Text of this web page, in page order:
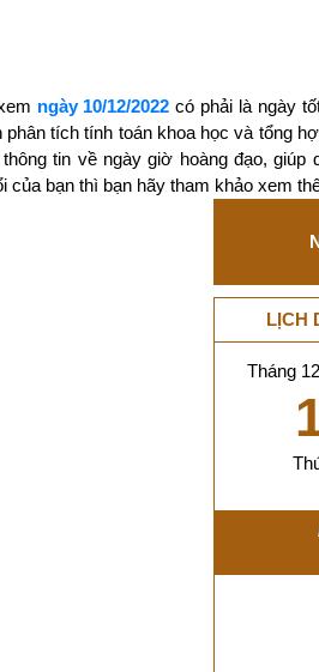
ngày 10/12/2022 có phải là ngày
phân tích tính toán khoa học và tổng
tin về ngày giờ hoàng đạo,
của bạn thì bạn hãy tham khảo xem
LỊCH
Tháng